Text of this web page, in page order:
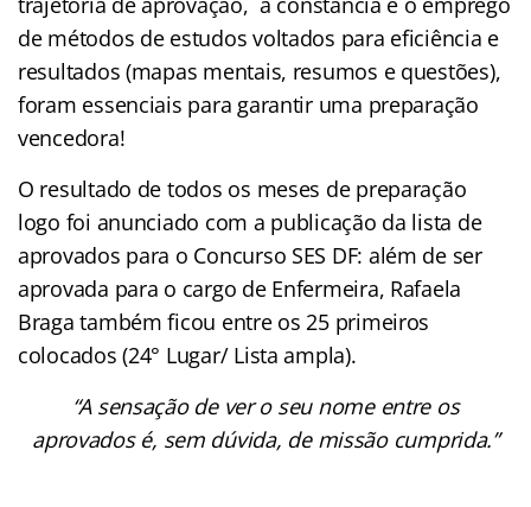
de métodos de estudos voltados para eficiência e
resultados (mapas mentais, resumos e questões),
foram essenciais para garantir uma preparação
vencedora!
O resultado de todos os meses de preparação
logo foi anunciado com a publicação da lista de
aprovados para o Concurso SES DF: além de ser
aprovada para o cargo de Enfermeira, Rafaela
Braga também ficou entre os 25 primeiros
colocados (24° Lugar/ Lista ampla).
“A sensação de ver o seu nome entre os
aprovados é, sem dúvida, de missão cumprida.”